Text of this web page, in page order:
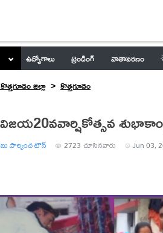
ఉద్యోగాలు ట్రెండింగ్ వాతావరణం
కొత్తగూడెం జిల్లా కొత్తగూడెం
పాల్వంచ టౌన్ 2723 చూసినవారు Jun 03,